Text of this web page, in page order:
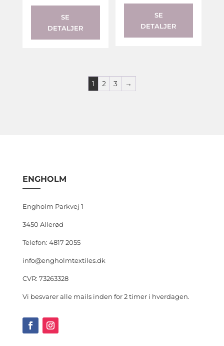
SE
DETALJER
SE
DETALJER
1 2 3 →
ENGHOLM
Engholm Parkvej 1
3450 Allerød
Telefon: 4817 2055
info@engholmtextiles.dk
CVR: 73263328
Vi besvarer alle mails inden for 2 timer i hverdagen.